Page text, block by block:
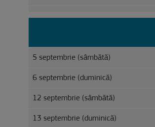
5 septembrie (sâmbătă)
6 septembrie (duminică)
12 septembrie (sâmbătă)
13 septembrie (duminică)